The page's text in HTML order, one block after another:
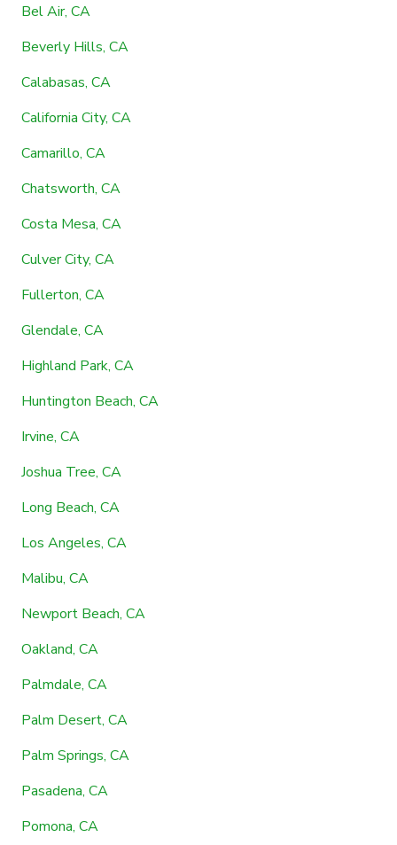
Bel Air, CA
Beverly Hills, CA
Calabasas, CA
California City, CA
Camarillo, CA
Chatsworth, CA
Costa Mesa, CA
Culver City, CA
Fullerton, CA
Glendale, CA
Highland Park, CA
Huntington Beach, CA
Irvine, CA
Joshua Tree, CA
Long Beach, CA
Los Angeles, CA
Malibu, CA
Newport Beach, CA
Oakland, CA
Palmdale, CA
Palm Desert, CA
Palm Springs, CA
Pasadena, CA
Pomona, CA